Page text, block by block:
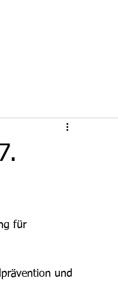
für
und